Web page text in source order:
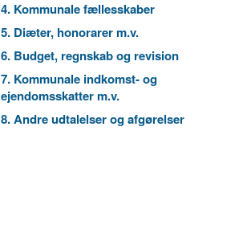
4. Kommunale fællesskaber
5. Diæter, honorarer m.v.
6. Budget, regnskab og revision
7. Kommunale indkomst- og
ejendomsskatter m.v.
8. Andre udtalelser og afgørelser